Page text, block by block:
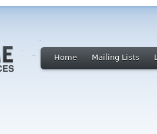
Home Mailing Lists